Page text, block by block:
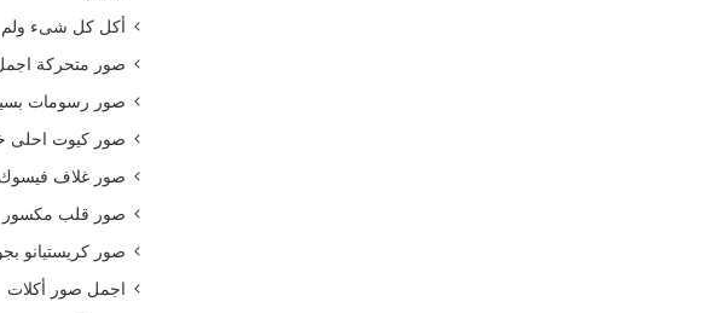
أكل كل شىء ولم
صور متحركة
صور رسومات
صور كيوت احلى
صور غلاف فيسوك
صور قلب مكسور
صور كريستيانو
اجمل صور أكلات